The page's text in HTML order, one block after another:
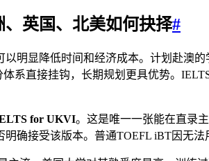
英国、北美如何抉择#
以明显降低时间和经济成本。计划赴澳的
系直接挂钩，长期规划更具优势。
for UKVI。这是唯一一张能在直录
确接受该版本。普通TOEFL iBT因无法